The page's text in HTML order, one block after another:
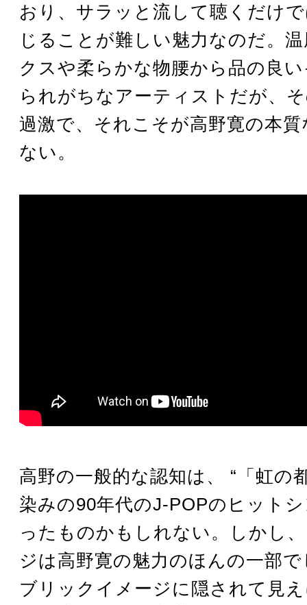
おり、サラッと流して聴くだけ
じることが難しい魅力なのだ。
クスや柔らかな物腰から品の良
られがちなアーティストだが、
過激で、それこそが高野寛の本
ない。
高野の一般的な認知は、 “「虹の
染みの90年代のJ-POPのヒット
ったものかもしれない。しかし
ジは高野寛の魅力のほんの一部
ブリックイメージに隠されて見